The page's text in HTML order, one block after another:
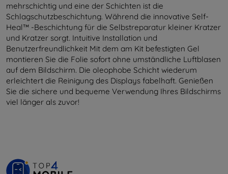
mehrschichtig und eine der Schichten ist die
Schlagschutzbeschichtung. Während die innovative Self-
Heal™ -Beschichtung für die Selbstreparatur kleiner Kratzer
und Kratzer sorgt. Intuitive Installation und
Benutzerfreundlichkeit Mit dem am Kit befestigten Gel
montieren Sie die Folie sofort ohne umständliche Luftblasen
auf dem Bildschirm. Die oleophobe Schicht wiederum
erleichtert die Reinigung des Displays fabelhaft. Genießen
Sie die sichere und bequeme Verwendung Ihres Bildschirms
viel länger als zuvor!